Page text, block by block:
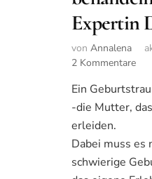
Expertin
von Annalena
2 Kommentare
und
Ein
Ein
-die Mutter,
erleiden.
Dabei muss es
schwierige